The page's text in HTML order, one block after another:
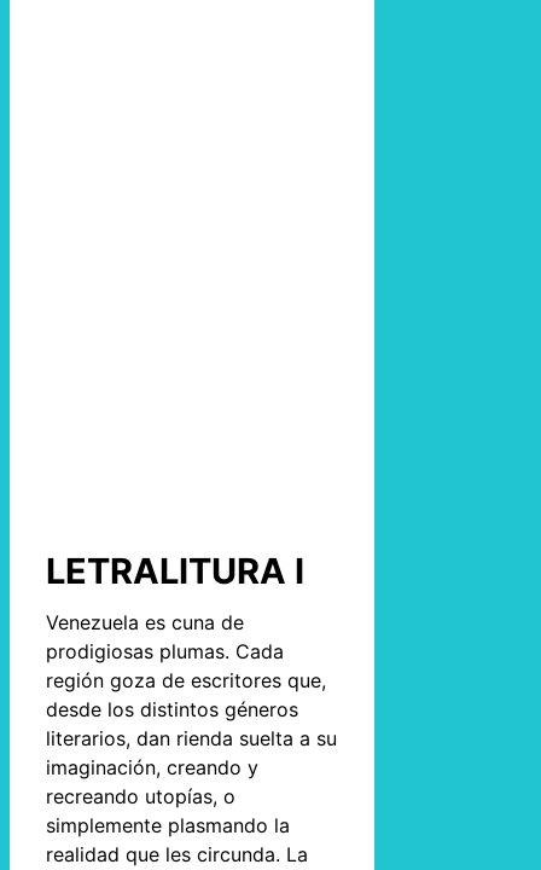
LETRALITURA I
Venezuela es cuna de
prodigiosas plumas. Cada
región goza de escritores que,
desde los distintos géneros
literarios, dan rienda suelta a su
imaginación, creando y
recreando utopías, o
simplemente plasmando la
realidad que les circunda. La